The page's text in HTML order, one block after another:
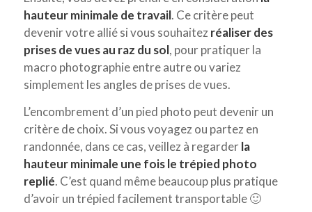
hauteur minimale de travail. Ce critère peut
devenir votre allié si vous souhaitezréaliser des
prises de vues au raz du sol, pour pratiquer la
macro photographie entre autre ou variez
simplement les angles de prises de vues.
L’encombrement d’un pied photo peut devenir un
critère de choix. Si vous voyagez ou partez en
randonnée, dans ce cas, veillez à regarderla
hauteur minimale une fois le trépied photo
replié. C’est quand même beaucoup plus pratique
d’avoir un trépied facilement transportable 🙂